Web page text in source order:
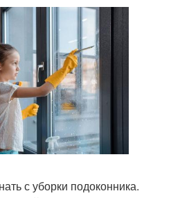
с уборки подоконника.